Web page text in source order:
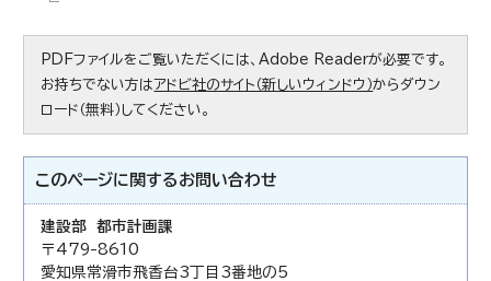
PDFファイルをご覧いただくには、Adobe Readerが必要です。
お持ちでない方はアドビ社のサイト（新しいウィンドウ）からダウン
ロード（無料）してください。
このページに関する お問い合わせ
建設部 都市計画課
〒479-8610
愛知県常滑市飛香台3丁目3番地の5